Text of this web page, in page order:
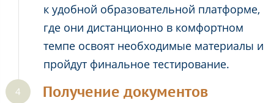
к удобной образовательной платформе,
где они дистанционно в комфортном
темпе освоят необходимые материалы и
пройдут финальное тестирование.
Получение документов